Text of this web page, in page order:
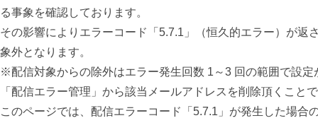
る事象を確認しております。
その影響によりエラーコード「5.7.1」（恒久的エラー）が返
象外となります。
※配信対象からの除外はエラー発生回数 1～3 回の範囲で設定
「配信エラー管理」から該当メールアドレスを削除頂くこと
このページでは、配信エラーコード「5.7.1」が発生した場合